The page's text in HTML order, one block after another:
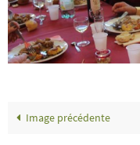
Image précédente